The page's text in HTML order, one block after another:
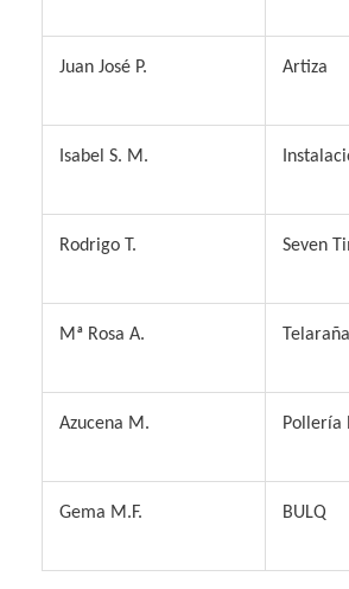
Juan José P. Artiza
Isabel S. M.
Rodrigo T. Seven
Mª Rosa A. Telaraña
Azucena M. Pollería
Gema M.F. BULQ